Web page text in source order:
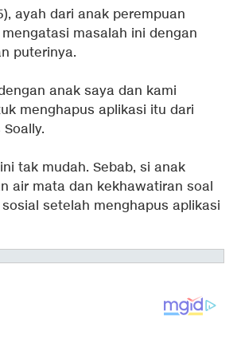
ayah dari anak perempuan
masalah ini dengan
puterinya.
anak saya dan kami
menghapus aplikasi itu dari
tak mudah. Sebab, si anak
air mata dan kekhawatiran soal
setelah menghapus aplikasi